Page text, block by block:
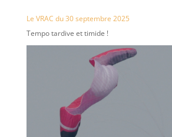
Le VRAC du 30 septembre 2025
Tempo tardive et timide !